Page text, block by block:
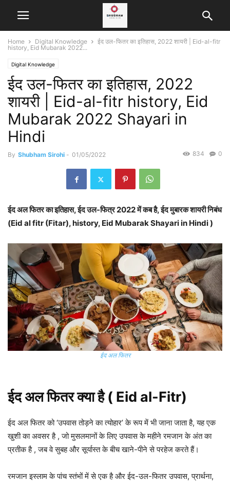
Home Digital Knowledge
ईद उल-फितर का इतिहास, 2022 शायरी | Eid-al-fitr
history, Eid Mubarak 2022...
Digital Knowledge
ईद उल-फितर का इतिहास, 2022
शायरी | Eid-al-fitr history, Eid
Mubarak 2022 Shayari in
Hindi
By Shubham Sirohi - 01/05/2022 0
834
ईद अल फितरका इतिहास, ईद उल-फित्र 2022 में कब है, ईद मुबारक शायरी निबंध
(Eid al fitr (Fitar), history, Eid Mubarak Shayari in Hindi )
ईद अल फितर
ईद अल फितरक्या है( Eid al-Fitr)
ईद अल फितर को ‘उपवास तोड़ने का त्योहार’ के रूप में भी जाना जाता है, यह एक
खुशी का अवसर है , जो मुसलमानों के लिए उपवास के महीने रमजान के अंत का
प्रतीक है , जब वे सुबह और सूर्यास्त के बीच खाने-पीने से परहेज करते हैं।
रमजान इस्लाम के पांच स्तंभों में से एक है और ईद-उल-फितर उपवास, प्रार्थना,